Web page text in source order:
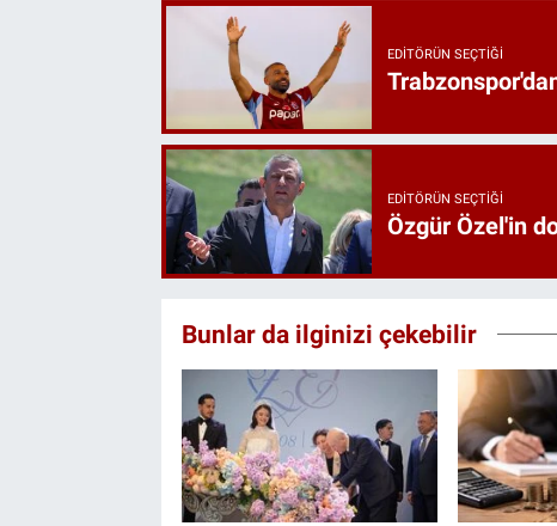
EDITÖRÜN SEÇTIĞI
EDITÖRÜN SEÇTIĞI
Özgür Özel'in
Bunlar da ilginizi çekebilir